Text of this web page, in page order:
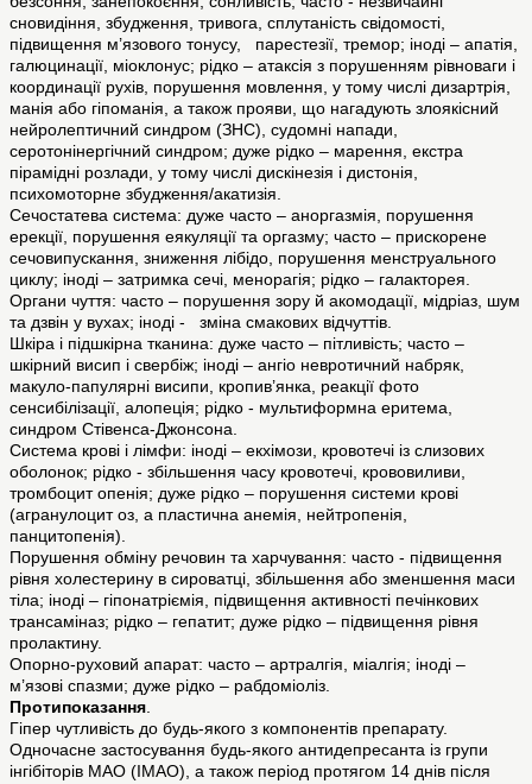
сновидіння, збудження, тривога, сплутаність свідомості,
підвищення м’язового тонусу, парестезії, тремор; іноді – апатія,
галюцинації, міоклонус; рідко – атаксія з порушенням рівноваги і
координації рухів, порушення мовлення, у тому числі дизартрія,
манія або гіпоманія, а також прояви, що нагадують злоякісний
нейролептичний синдром (ЗНС), судомні напади,
серотонінергічний синдром; дуже рідко – марення, екстра
пірамідні розлади, у тому числі дискінезія і дистонія,
психомоторне збудження/акатизія.
Сечостатева система: дуже часто – аноргазмія, порушення
ерекції, порушення еякуляції та оргазму; часто – прискорене
сечовипускання, зниження лібідо, порушення менструального
циклу; іноді – затримка сечі, менорагія; рідко – галакторея.
Органи чуття: часто – порушення зору й акомодації, мідріаз, шум
та дзвін у вухах; іноді - зміна смакових відчуттів.
Шкіра і підшкірна тканина: дуже часто – пітливість; часто –
шкірний висип і свербіж; іноді – ангіо невротичний набряк,
макуло-папулярні висипи, кропив’янка, реакції фото
сенсибілізації, алопеція; рідко - мультиформна еритема,
синдром Стівенса-Джонсона.
Система крові і лімфи: іноді – екхімози, кровотечі із слизових
оболонок; рідко - збільшення часу кровотечі, крововиливи,
тромбоцит опенія; дуже рідко – порушення системи крові
(агранулоцит оз, а пластична анемія, нейтропенія,
панцитопенія).
Порушення обміну речовин та харчування: часто - підвищення
рівня холестерину в сироватці, збільшення або зменшення маси
тіла; іноді – гіпонатріємія, підвищення активності печінкових
трансаміназ; рідко – гепатит; дуже рідко – підвищення рівня
пролактину.
Опорно-руховий апарат: часто – артралгія, міалгія; іноді –
м’язові спазми; дуже рідко – рабдоміоліз.
Протипоказання.
Гіпер чутливість до будь-якого з компонентів препарату.
Одночасне застосування будь-якого антидепресанта із групи
інгібіторів МАО (ІМАО), а також період протягом 14 днів після